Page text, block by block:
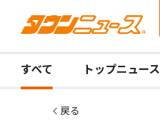
すべて トップニュース
戻る